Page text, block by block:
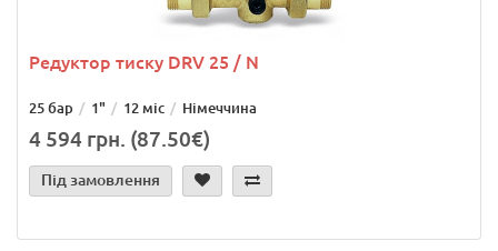
Редуктор тиску DRV 25 / N
25 бар 1" 12 міс Німеччина
4 594 грн. (87.50€)
Під замовлення